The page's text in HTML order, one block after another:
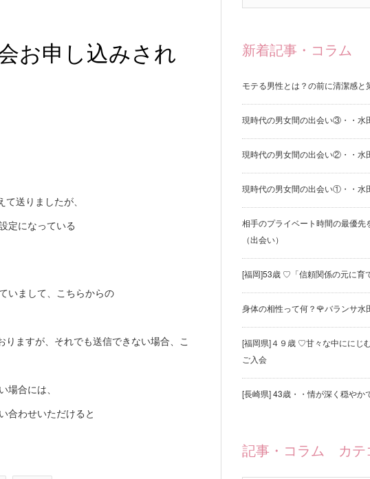
お申し込みされ
送りましたが、
定になっている
いまして、こちらからの
ますが、それでも送信できない場合、こ
合には、
合わせいただけると
新着記事・コラム
モテる男性とは？の前に清潔感と
現時代の男女間の出会い③・・水
現時代の男女間の出会い②・・水
現時代の男女間の出会い①・・水
相手のプライベート時間の最優先
（出会い）
[福岡]53歳 ♡「信頼関係の元に育
身体の相性って何？🌹バランサ水
[福岡県]４９歳 ♡甘々な中ににじ
ご入会
[長崎県] 43歳・・情が深く穏やか
記事・コラム カテ